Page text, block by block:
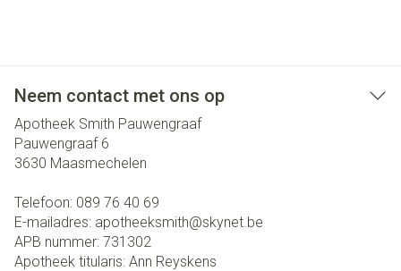
Neem contact met ons op
Apotheek Smith Pauwengraaf
Pauwengraaf 6
3630 Maasmechelen
Telefoon: 089 76 40 69
E-mailadres: apotheeksmith@skynet.be
APB nummer: 731302
Apotheek titularis: Ann Reyskens